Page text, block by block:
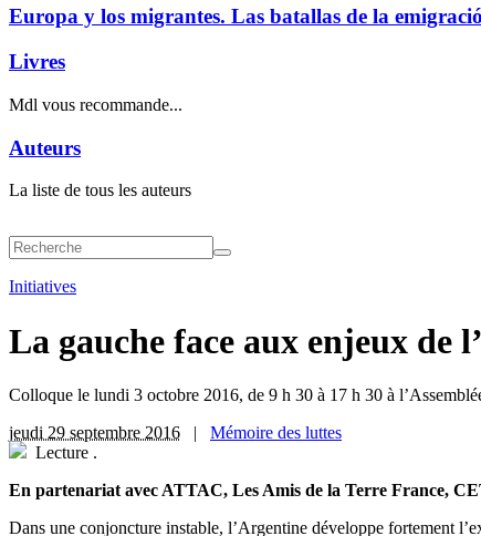
Europa y los migrantes. Las batallas de la
Livres
Mdl vous recommande...
Auteurs
La liste de tous les auteurs
Initiatives
La gauche face aux enjeux de
Colloque le lundi 3 octobre 2016, de 9 h 30 à 17 h 30 à
jeudi 29 septembre 2016 | Mémoire des luttes
Lecture .
En partenariat avec ATTAC, Les Amis de la Terre France,
Dans une conjoncture instable, l’Argentine développe fortement